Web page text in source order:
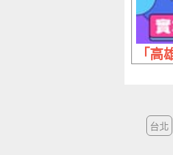
「高
台北